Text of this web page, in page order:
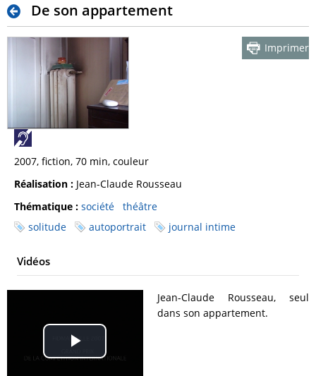
De son appartement
Imprimer
2007, fiction, 70 min, couleur
Réalisation : Jean-Claude Rousseau
Thématique : société
théâtre
solitude
autoportrait journal intime
Vidéos
Play
Jean-Claude Rousseau, seul
dans son appartement.